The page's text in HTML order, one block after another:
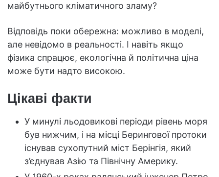
майбутнього кліматичного зламу?
Відповідь поки обережна: можливо в моделі,
але невідомо в реальності. І навіть якщо
фізика спрацює, екологічна й політична ціна
може бути надто високою.
Цікаві факти
У минулі льодовикові періоди рівень моря
був нижчим, і на місці Берингової протоки
існував сухопутний міст Берінгія, який
з’єднував Азію та Північну Америку.